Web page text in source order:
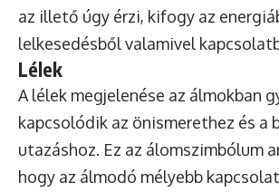
az illető úgy érzi, kifogy az
lelkesedésből valamivel
Lélek
A lélek megjelenése az álmokban
kapcsolódik az önismerethez és a
utazáshoz. Ez az álomszimbólum
hogy az álmodó mélyebb